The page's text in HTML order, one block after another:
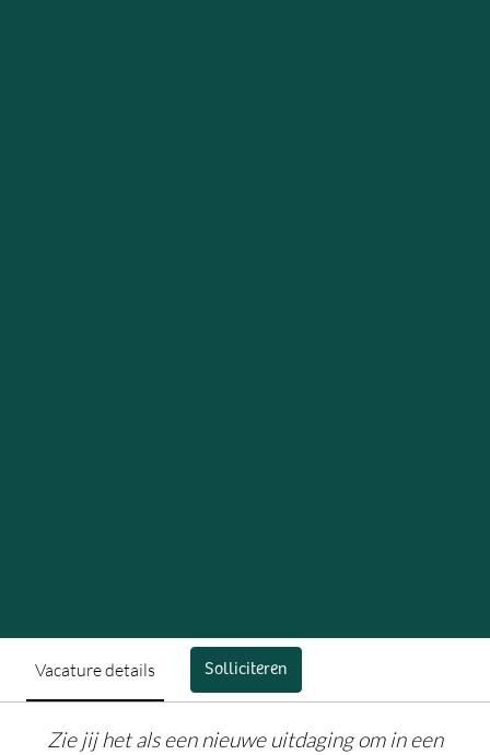
Vacature details Solliciteren
Zie jij het als een nieuwe uitdaging om in een